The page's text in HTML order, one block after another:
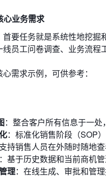
心业务需求
要任务就是系统性地挖掘
员工问卷调查、业务流程
需求示例，可供参考：
：整合客户所有信息于一处
：标准化销售阶段（SOP
持销售人员在外随时随地
：基于历史数据和当前商机
理：在线生成、审批和管理